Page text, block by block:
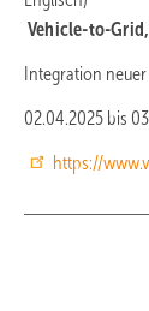
Vehicle-to-Grid,
Integration
02.04.2025 bis
https://